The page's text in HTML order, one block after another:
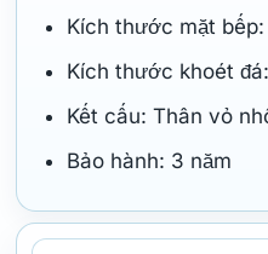
Kích thước mặt
Kích thước khoét
Kết cấu: Thân vỏ
Bảo hành: 3 năm